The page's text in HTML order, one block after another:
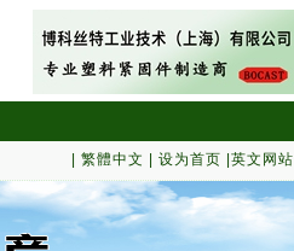
繁體中文 设为首页 英文网站